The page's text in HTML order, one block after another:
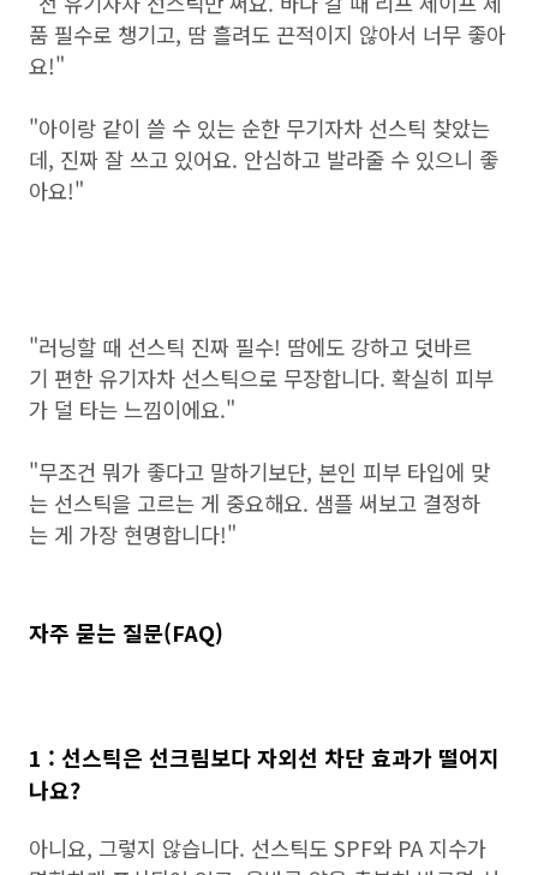
품 필수로 챙기고, 땀 흘려도 끈적이지 않아서 너무 좋아
요!"
"아이랑 같이 쓸 수 있는 순한 무기자차 선스틱 찾았는
데, 진짜 잘 쓰고 있어요. 안심하고 발라줄 수 있으니 좋
아요!"
"러닝할 때 선스틱 진짜 필수! 땀에도 강하고 덧바르
기 편한 유기자차 선스틱으로 무장합니다. 확실히 피부
가 덜 타는 느낌이에요."
"무조건 뭐가 좋다고 말하기보단, 본인 피부 타입에 맞
는 선스틱을 고르는 게 중요해요. 샘플 써보고 결정하
는 게 가장 현명합니다!"
자주 묻는 질문(FAQ)
1 : 선스틱은 선크림보다 자외선 차단 효과가 떨어지
나요?
아니요, 그렇지 않습니다. 선스틱도 SPF와 PA 지수가